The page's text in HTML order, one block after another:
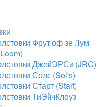
Фрут оф зе Лум
ДжейЭРСи (JRC)
Солс (Sol's)
Старт (Start)
ТиЭйчКлоуз